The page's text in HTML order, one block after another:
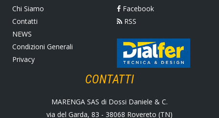
Chi Siamo
Contatti
NEWS
Condizioni Generali
Privacy
Facebook
RSS
CONTATTI
MARENGA SAS di Dossi Daniele & C.
via del Garda, 83 - 38068 Rovereto (TN)